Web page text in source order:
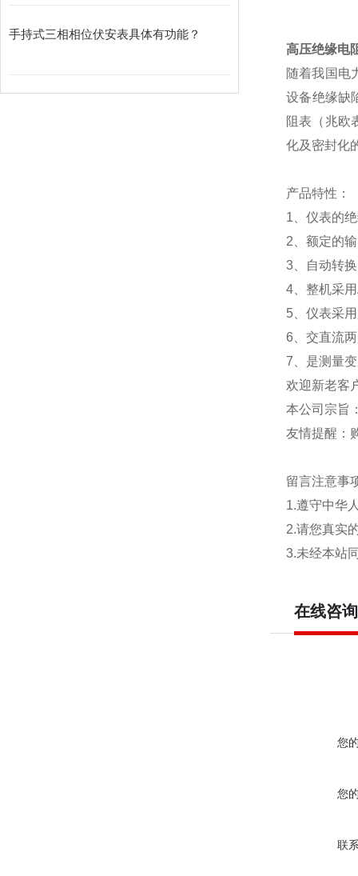
手持式三相相位伏安表具体有功能？
高压绝缘电
随着我国电
设备绝缘缺
阻表（兆欧
化及密封化
产品特性：
1、仪表的
2、额定的
3、自动转
4、整机采
5、仪表采
6、交直流
7、是测量
欢迎新老客
本公司宗旨
友情提醒：
留言注意事
1.遵守中华
2.请您真实
3.未经本站
在线咨询
您
您
联